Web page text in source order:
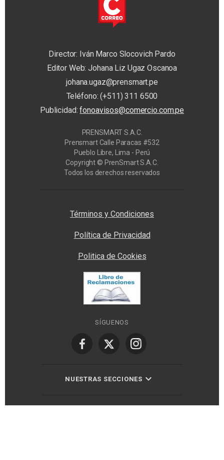
Director: Iván Marco Slocovich Pardo
Editor Web: Johana Liz Ugaz Oscanoa
johana.ugaz@prensmart.pe
Teléfono: (+511) 311 6500
Publicidad:fonoavisos@comercio.com.pe
PRENSMART S.A.C.
Prensmart Calle Paracas #532
Pueblo Libre, Lima - Perú
Copyright © PrenSmart S.A.C.
Todos los derechos reservados
Términos y Condiciones
Política de Privacidad
Politica de Cookies
SÍGUENOS
NUESTRAS SECCIONES